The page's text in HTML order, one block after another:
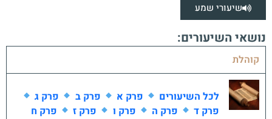
שיעורי שמע
נושאי השיעורים:
קוהלת
לכל השיעורים פרק א פרק ב
פרק ג
פרק ד
פרק ה פרק ו פרק ז פרק ח